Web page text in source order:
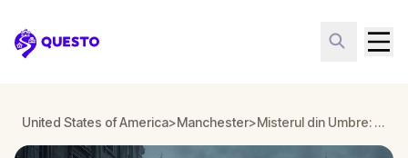
Questo
United States of America>Manchester> Misterul din Umbre: Moartea Bellei Wanderlust în Manchester